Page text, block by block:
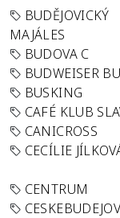
BUDĚJOVICKÝ
MAJÁLES
BUDOVA C
BUDWEISER
BUSKING
CAFÉ KLUB
CANICROSS
CECÍLIE
CENTRUM